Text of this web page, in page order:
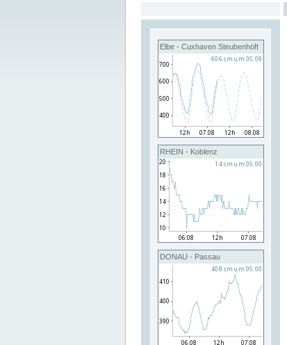
Elbe - Cuxhaven Steubenhöft
RHEIN - Koblenz
DONAU - Passau